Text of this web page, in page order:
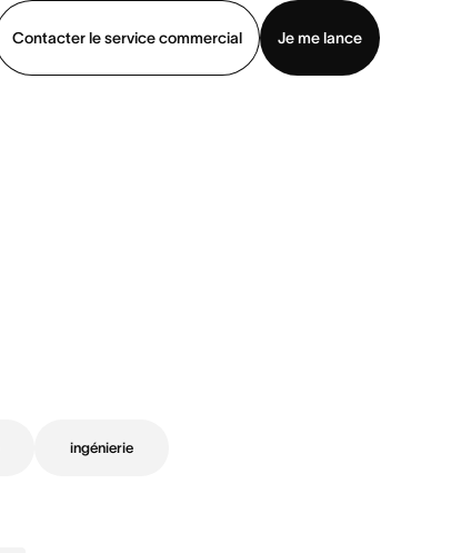
Contacter le service commercial
Je me lance
ingénierie